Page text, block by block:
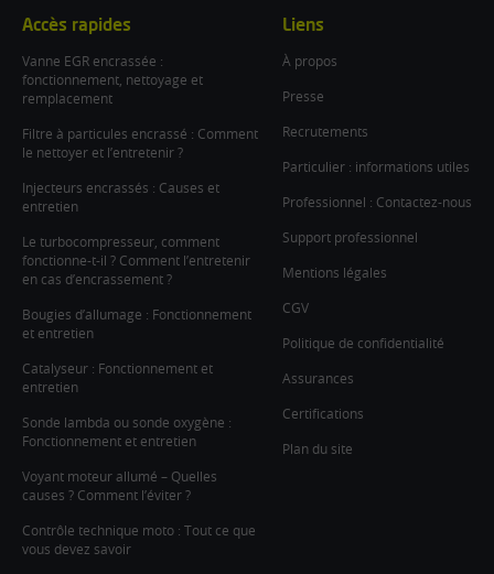
Accès rapides
Vanne EGR encrassée :
fonctionnement, nettoyage et
remplacement
Filtre à particules encrassé : Comment
le nettoyer et l’entretenir ?
Injecteurs encrassés : Causes et
entretien
Le turbocompresseur, comment
fonctionne-t-il ? Comment l’entretenir
en cas d’encrassement ?
Bougies d’allumage : Fonctionnement
et entretien
Catalyseur : Fonctionnement et
entretien
Sonde lambda ou sonde oxygène :
Fonctionnement et entretien
Voyant moteur allumé – Quelles
causes ? Comment l’éviter ?
Contrôle technique moto : Tout ce que
vous devez savoir
Liens
À propos
Presse
Recrutements
Particulier : informations utiles
Professionnel : Contactez-nous
Support professionnel
Mentions légales
CGV
Politique de confidentialité
Assurances
Certifications
Plan du site